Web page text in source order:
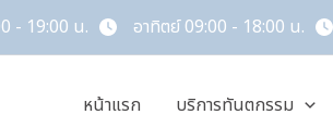
- 19:00 น. อาทิตย์ 09:00 - 18:00 น.
หน้าแรก บริการทันตกรรม